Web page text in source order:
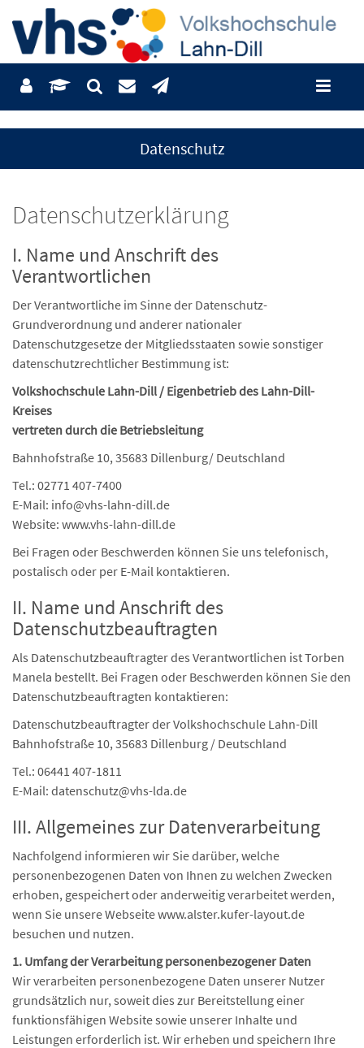
Datenschutz
Datenschutzerklärung
I. Name und Anschrift des
Verantwortlichen
Der Verantwortliche im Sinne der Datenschutz-
Grundverordnung und anderer nationaler
Datenschutzgesetze der Mitgliedsstaaten sowie sonstiger
datenschutzrechtlicher Bestimmung ist:
Volkshochschule Lahn-Dill / Eigenbetrieb des Lahn-Dill-
Kreises
vertreten durch die Betriebsleitung
Bahnhofstraße 10, 35683 Dillenburg/ Deutschland
Tel.: 02771 407-7400
E-Mail: info@vhs-lahn-dill.de
Website: www.vhs-lahn-dill.de
Bei Fragen oder Beschwerden können Sie uns telefonisch,
postalisch oder per E-Mail kontaktieren.
II. Name und Anschrift des
Datenschutzbeauftragten
Als Datenschutzbeauftragter des Verantwortlichen ist Torben
Manela bestellt. Bei Fragen oder Beschwerden können Sie den
Datenschutzbeauftragten kontaktieren:
Datenschutzbeauftragter der Volkshochschule Lahn-Dill
Bahnhofstraße 10, 35683 Dillenburg / Deutschland
Tel.: 06441 407-1811
E-Mail: datenschutz@vhs-lda.de
III. Allgemeines zur Datenverarbeitung
Nachfolgend informieren wir Sie darüber, welche
personenbezogenen Daten von Ihnen zu welchen Zwecken
erhoben, gespeichert oder anderweitig verarbeitet werden,
wenn Sie unsere Webseite www.alster.kufer-layout.de
besuchen und nutzen.
1. Umfang der Verarbeitung personenbezogener Daten
Wir verarbeiten personenbezogene Daten unserer Nutzer
grundsätzlich nur, soweit dies zur Bereitstellung einer
funktionsfähigen Website sowie unserer Inhalte und
Leistungen erforderlich ist. Wir erheben und speichern Ihre